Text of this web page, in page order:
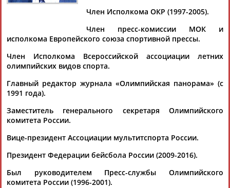
АБАСОВА
АБАЧАРАЕВ
АБАШИДЗЕ
Флюра
АББАТЕ-
Татьяна
Акжана
Артур
Член Исполкома ОКР (1997-2005).
Член пресс-комиссии МОК и
исполкома Европейского союза спортивной прессы.
Член Исполкома Всероссийской ассоциации летних
олимпийских видов спорта.
Главный редактор журнала «Олимпийская панорама» (с
1991 года).
Заместитель генерального секретаря Олимпийского
комитета России.
Вице-президент Ассоциации мультитспорта России.
Президент Федерации бейсбола России (2009-2016).
Был руководителем Пресс-службы Олимпийского
комитета России (1996-2001).